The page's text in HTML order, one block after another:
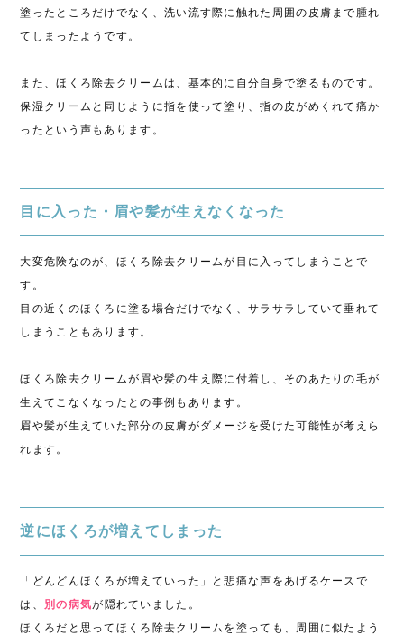
塗ったところだけでなく、洗い流す際に触れた周囲の皮膚まで腫れ
てしまったようです。
また、ほくろ除去クリームは、基本的に自分自身で塗るものです。
保湿クリームと同じように指を使って塗り、指の皮がめくれて痛か
ったという声もあります。
目に入った・眉や髪が生えなくなった
大変危険なのが、ほくろ除去クリームが目に入ってしまうことで
す。
目の近くのほくろに塗る場合だけでなく、サラサラしていて垂れて
しまうこともあります。
ほくろ除去クリームが眉や髪の生え際に付着し、そのあたりの毛が
生えてこなくなったとの事例もあります。
眉や髪が生えていた部分の皮膚がダメージを受けた可能性が考えら
れます。
逆にほくろが増えてしまった
「どんどんほくろが増えていった」と悲痛な声をあげるケースで
は、 別の病気が隠れていました。
ほくろだと思ってほくろ除去クリームを塗っても、周囲に似たよう